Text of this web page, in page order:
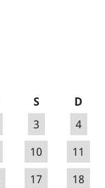
S
D
3
4
10
11
17
18